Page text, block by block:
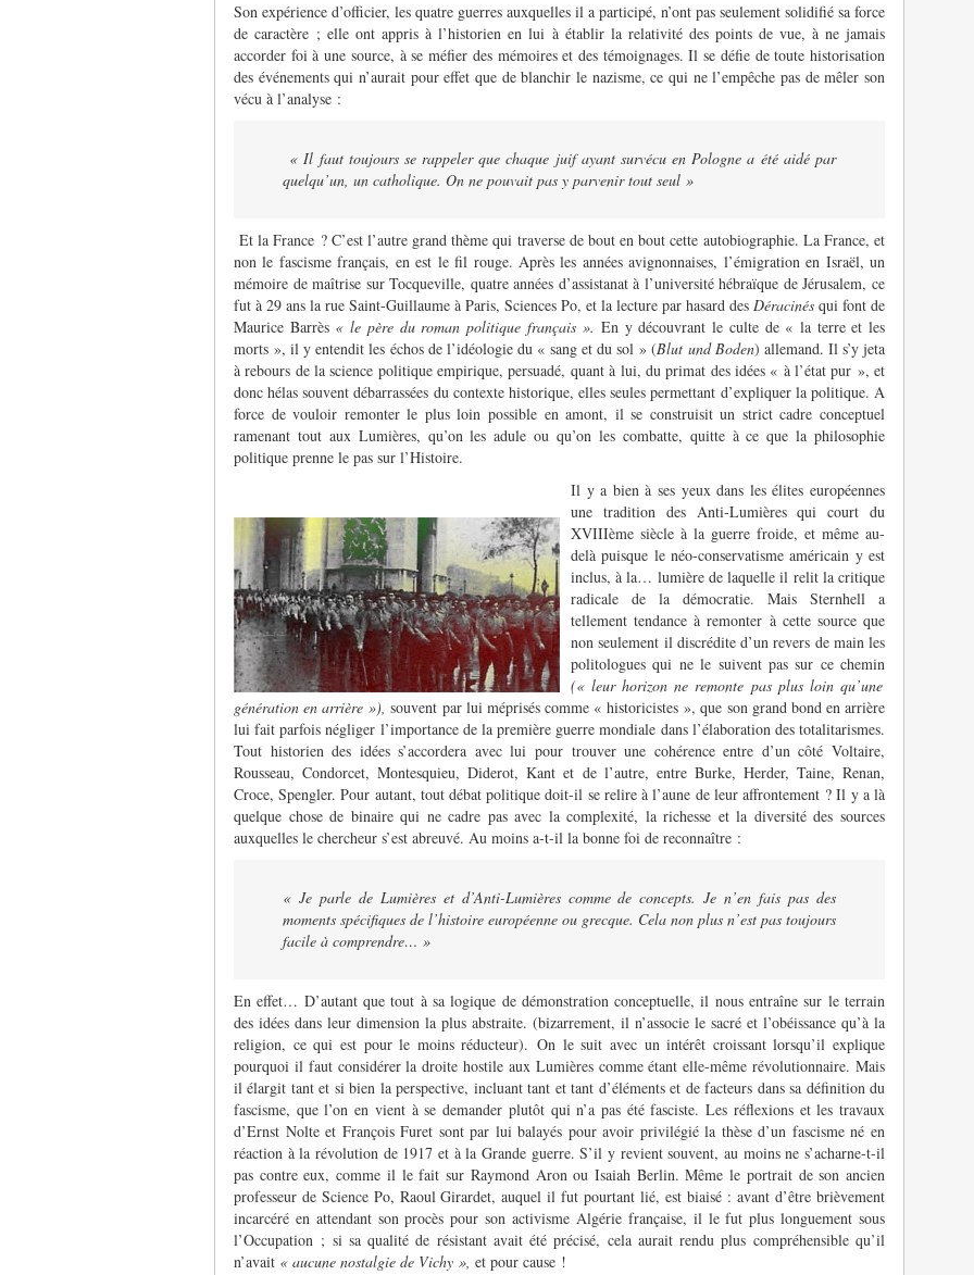
Son expérience d’officier, les quatre guerres auxquelles il a participé, n’ont pas seulement solidifié sa force
de caractère ; elle ont appris à l’historien en lui à établir la relativité des points de vue, à ne jamais
accorder foi à une source, à se méfier des mémoires et des témoignages. Il se défie de toute historisation
des événements qui n’aurait pour effet que de blanchir le nazisme, ce qui ne l’empêche pas de mêler son
vécu à l’analyse :
« Il faut toujours se rappeler que chaque juif ayant survécu en Pologne a été aidé par
quelqu’un, un catholique. On ne pouvait pas y parvenir tout seul »
Et la France ? C’est l’autre grand thème qui traverse de bout en bout cette autobiographie. La France, et
non le fascisme français, en est le fil rouge. Après les années avignonnaises, l’émigration en Israël, un
mémoire de maîtrise sur Tocqueville, quatre années d’assistanat à l’université hébraïque de Jérusalem, ce
fut à 29 ans la rue Saint-Guillaume à Paris, Sciences Po, et la lecture par hasard des Déracinés qui font de
Maurice Barrès « le père du roman politique français ».En y découvrant le culte de « la terre et les
morts », il y entendit les échos de l’idéologie du « sang et du sol » (Blut und Boden) allemand. Il s’y jeta
à rebours de la science politique empirique, persuadé, quant à lui, du primat des idées « à l’état pur », et
donc hélas souvent débarrassées du contexte historique, elles seules permettant d’expliquer la politique. A
force de vouloir remonter le plus loin possible en amont, il se construisit un strict cadre conceptuel
ramenant tout aux Lumières, qu’on les adule ou qu’on les combatte, quitte à ce que la philosophie
politique prenne le pas sur l’Histoire.
Il y a bien à ses yeux dans les élites européennes
une tradition des Anti-Lumières qui court du
XVIIIème siècle à la guerre froide, et même au-
delà puisque le néo-conservatisme américain y est
inclus, à la… lumière de laquelle il relit la critique
radicale de la démocratie. Mais Sternhell a
tellement tendance à remonter à cette source que
non seulement il discrédite d’un revers de main les
politologues qui ne le suivent pas sur ce chemin
(« leur horizon ne remonte pas plus loin qu’une
génération en arrière »),souvent par lui méprisés comme « historicistes », que son grand bond en arrière
lui fait parfois négliger l’importance de la première guerre mondiale dans l’élaboration des totalitarismes.
Tout historien des idées s’accordera avec lui pour trouver une cohérence entre d’un côté Voltaire,
Rousseau, Condorcet, Montesquieu, Diderot, Kant et de l’autre, entre Burke, Herder, Taine, Renan,
Croce, Spengler. Pour autant, tout débat politique doit-il se relire à l’aune de leur affrontement ? Il y a là
quelque chose de binaire qui ne cadre pas avec la complexité, la richesse et la diversité des sources
auxquelles le chercheur s’est abreuvé. Au moins a-t-il la bonne foi de reconnaître :
« Je parle de Lumières et d’Anti-Lumières comme de concepts. Je n’en fais pas des
moments spécifiques de l’histoire européenne ou grecque. Cela non plus n’est pas toujours
facile à comprendre… »
En effet… D’autant que tout à sa logique de démonstration conceptuelle, il nous entraîne sur le terrain
des idées dans leur dimension la plus abstraite. (bizarrement, il n’associe le sacré et l’obéissance qu’à la
religion, ce qui est pour le moins réducteur). On le suit avec un intérêt croissant lorsqu’il explique
pourquoi il faut considérer la droite hostile aux Lumières comme étant elle-même révolutionnaire. Mais
il élargit tant et si bien la perspective, incluant tant et tant d’éléments et de facteurs dans sa définition du
fascisme, que l’on en vient à se demander plutôt qui n’a pas été fasciste. Les réflexions et les travaux
d’Ernst Nolte et François Furet sont par lui balayés pour avoir privilégié la thèse d’un fascisme né en
réaction à la révolution de 1917 et à la Grande guerre. S’il y revient souvent, au moins ne s’acharne-t-il
pas contre eux, comme il le fait sur Raymond Aron ou Isaiah Berlin. Même le portrait de son ancien
professeur de Science Po, Raoul Girardet, auquel il fut pourtant lié, est biaisé : avant d’être brièvement
incarcéré en attendant son procès pour son activisme Algérie française, il le fut plus longuement sous
l’Occupation ; si sa qualité de résistant avait été précisé, cela aurait rendu plus compréhensible qu’il
n’avait « aucune nostalgie de Vichy », et pour cause !